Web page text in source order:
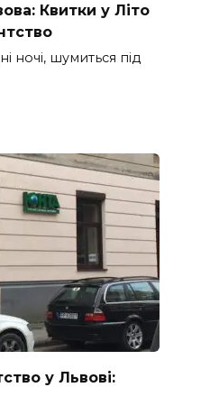
Квитки у Літо
ночі, шумиться під
у Львові: